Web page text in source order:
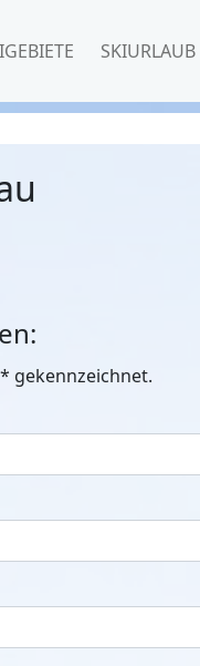
SKIURLAUB
* gekennzeichnet.